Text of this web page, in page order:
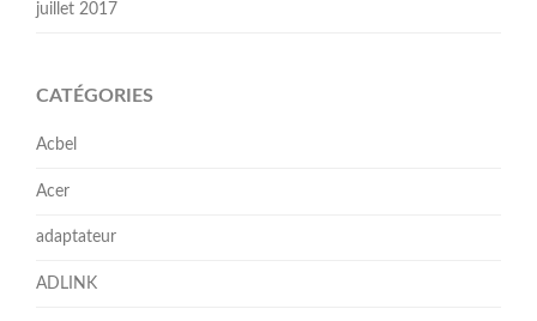
juillet 2017
CATÉGORIES
Acbel
Acer
adaptateur
ADLINK